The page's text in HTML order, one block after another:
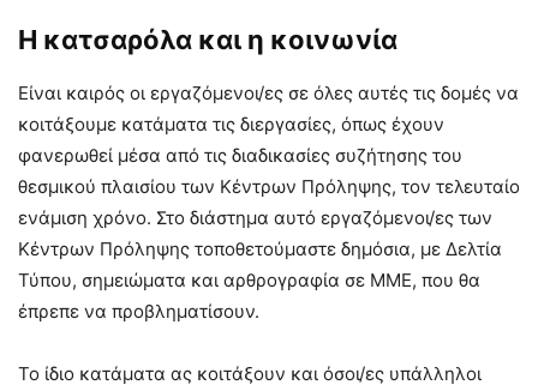
Η κατσαρόλα και η κοινωνία
Είναι καιρός οι εργαζόμενοι/ες σε όλες αυτές τις δομές να
κοιτάξουμε κατάματα τις διεργασίες, όπως έχουν
φανερωθεί μέσα από τις διαδικασίες συζήτησης του
θεσμικού πλαισίου των Κέντρων Πρόληψης, τον τελευταίο
ενάμιση χρόνο. Στο διάστημα αυτό εργαζόμενοι/ες των
Κέντρων Πρόληψης τοποθετούμαστε δημόσια, με Δελτία
Τύπου, σημειώματα και αρθρογραφία σε ΜΜΕ, που θα
έπρεπε να προβληματίσουν.
Το ίδιο κατάματα ας κοιτάξουν και όσοι/ες υπάλληλοι